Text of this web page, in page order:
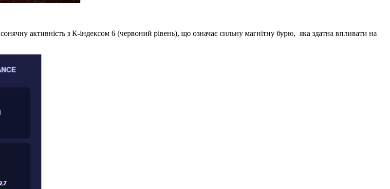
сонячну активність з К-індексом 6 (червоний рівень), що означає сильну магнітну бурю, яка здатна впливати на